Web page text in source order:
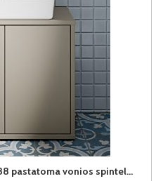
ALICE SPRINGS ACSZ121-U88 pastatoma vonios spintelė praustuvui